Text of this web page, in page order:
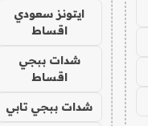
ايتونز سعودي
اقساط
شدات ببجي
اقساط
شدات ببجي تابي